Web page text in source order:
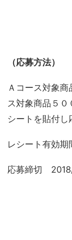
（応募方法）
Ａコース対象
ス対象商品５
シートを貼付し
レシート有効
応募締切